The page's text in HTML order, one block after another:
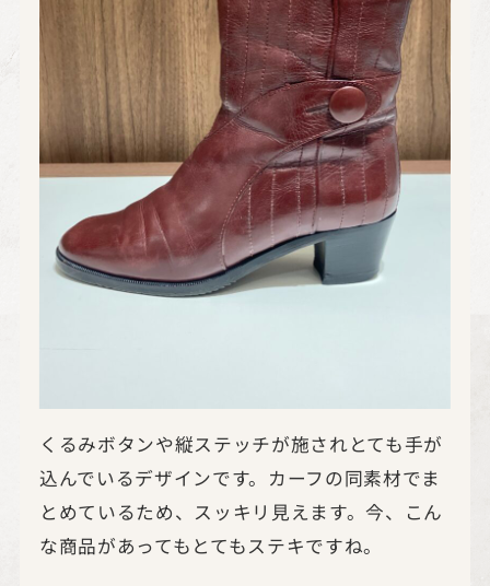
くるみボタンや縦ステッチが施されとても手が
込んでいるデザインです。カーフの同素材でま
とめているため、スッキリ見えます。今、こん
な商品があってもとてもステキですね。